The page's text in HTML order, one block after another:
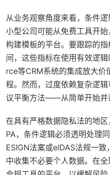
从业务观察角度来看，条件
小型公司可能从免费工具开
构建模板的平台。要跟踪的
间，这些指标在使用有效逻
rce等CRM系统的集成放大价
程。然而，过度依赖复杂逻
议平衡方法——从简单开始并
在具有严格数据隐私法的地
PA，条件逻辑必须透明处理
ESIGN法案或eIDAS法规一
中收集不必要个人数据。在